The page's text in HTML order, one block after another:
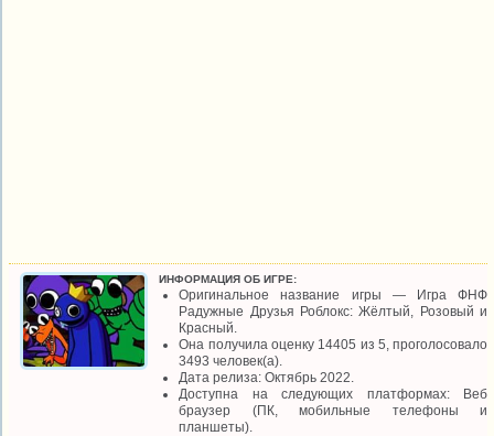
ИНФОРМАЦИЯ ОБ ИГРЕ:
Оригинальное название игры — Игра ФНФ
Радужные Друзья Роблокс: Жёлтый, Розовый и
Красный.
Она получила оценку 14405 из 5, проголосовало
3493 человек(а).
Дата релиза: Октябрь 2022.
Доступна на следующих платформах: Веб
браузер (ПК, мобильные телефоны и
планшеты).